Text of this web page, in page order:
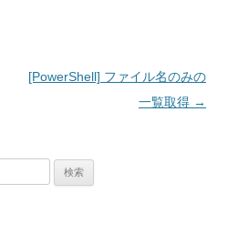
[PowerShell] ファイル名のみの
一覧取得 →